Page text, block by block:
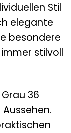
Stil
elegante
besondere
stilvoll
36